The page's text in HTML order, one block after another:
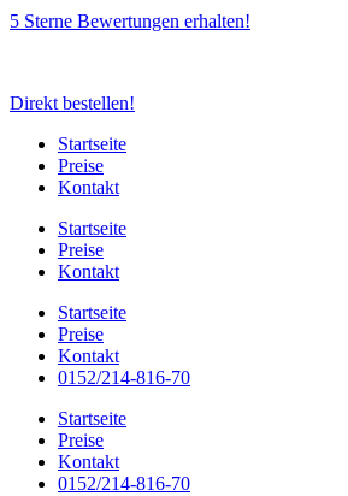
5 Sterne Bewertungen erhalten!
Direkt bestellen!
Startseite
Preise
Kontakt
Startseite
Preise
Kontakt
Startseite
Preise
Kontakt
0152/214-816-70
Startseite
Preise
Kontakt
0152/214-816-70